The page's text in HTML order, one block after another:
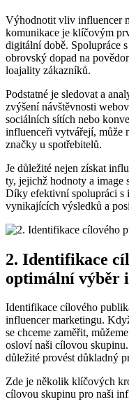
Výhodnotit vliv influencer
komunikace je klíčovým
digitální době. Spolupráce
obrovský dopad na
loajality zákazníků.
Podstatné je sledovat a
zvýšení návštěvnosti
sociálních sítích nebo
influenceři vytvářejí, může
značky u spotřebitelů.
Je důležité nejen získat
ty, jejichž hodnoty a image
Díky efektivní spolupráci s
vynikajících výsledků a
2. Identifikace
optimální výběr
Identifikace cílového
influencer marketingu.
se chceme zaměřit,
osloví naši cílovou
důležité provést důkladný
Zde je několik klíčových
cílovou skupinu pro naši